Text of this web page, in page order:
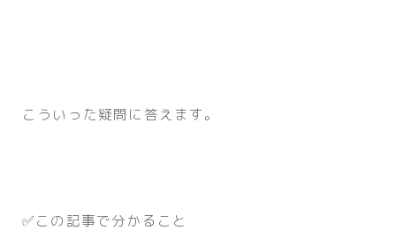
こういった疑問に答えます。
✅この記事で分かること